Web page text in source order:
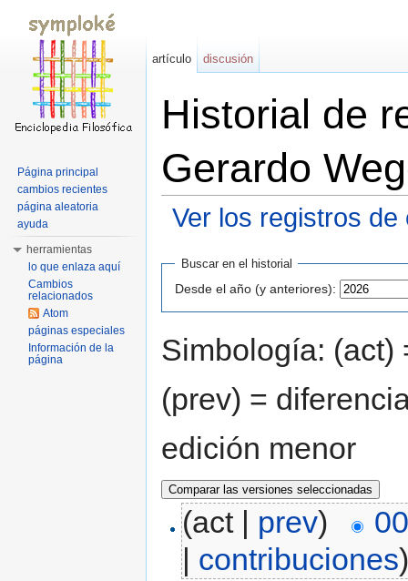
Historial de
Gerardo
Ver los registros de
Buscar en el historial
Desde el año (y anteriores):
Simbología: (act)
(prev) =
edición menor
(act | prev)
| contribuciones
artículo discusión
Página principal
cambios recientes
página aleatoria
ayuda
herramientas
lo que enlaza aquí
Cambios
relacionados
Atom
páginas especiales
Información de la
página